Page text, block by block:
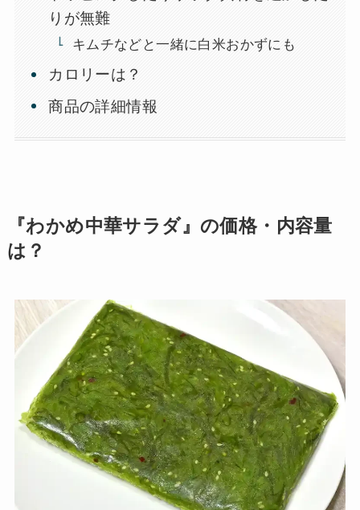
りが無難
キムチなどと一緒に白米おかずにも
カロリーは？
商品の詳細情報
『わかめ中華サラダ』の価格・内容量
は？